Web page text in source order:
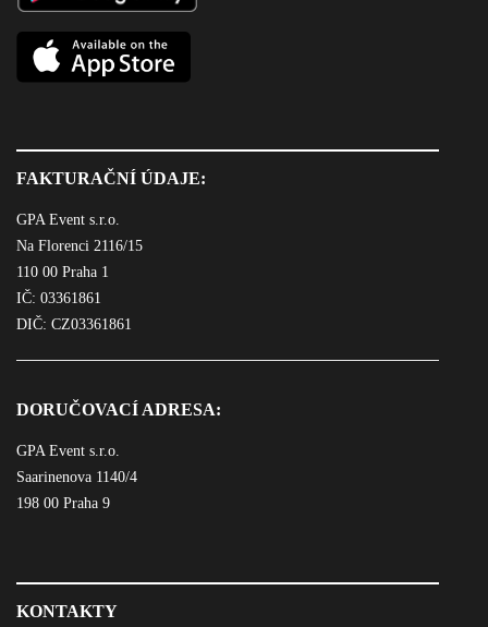
FAKTURAČNÍ ÚDAJE:
GPA Event s.r.o.
Na Florenci 2116/15
110 00 Praha 1
IČ: 03361861
DIČ: CZ03361861
DORUČOVACÍ ADRESA:
GPA Event s.r.o.
Saarinenova 1140/4
198 00 Praha 9
KONTAKTY